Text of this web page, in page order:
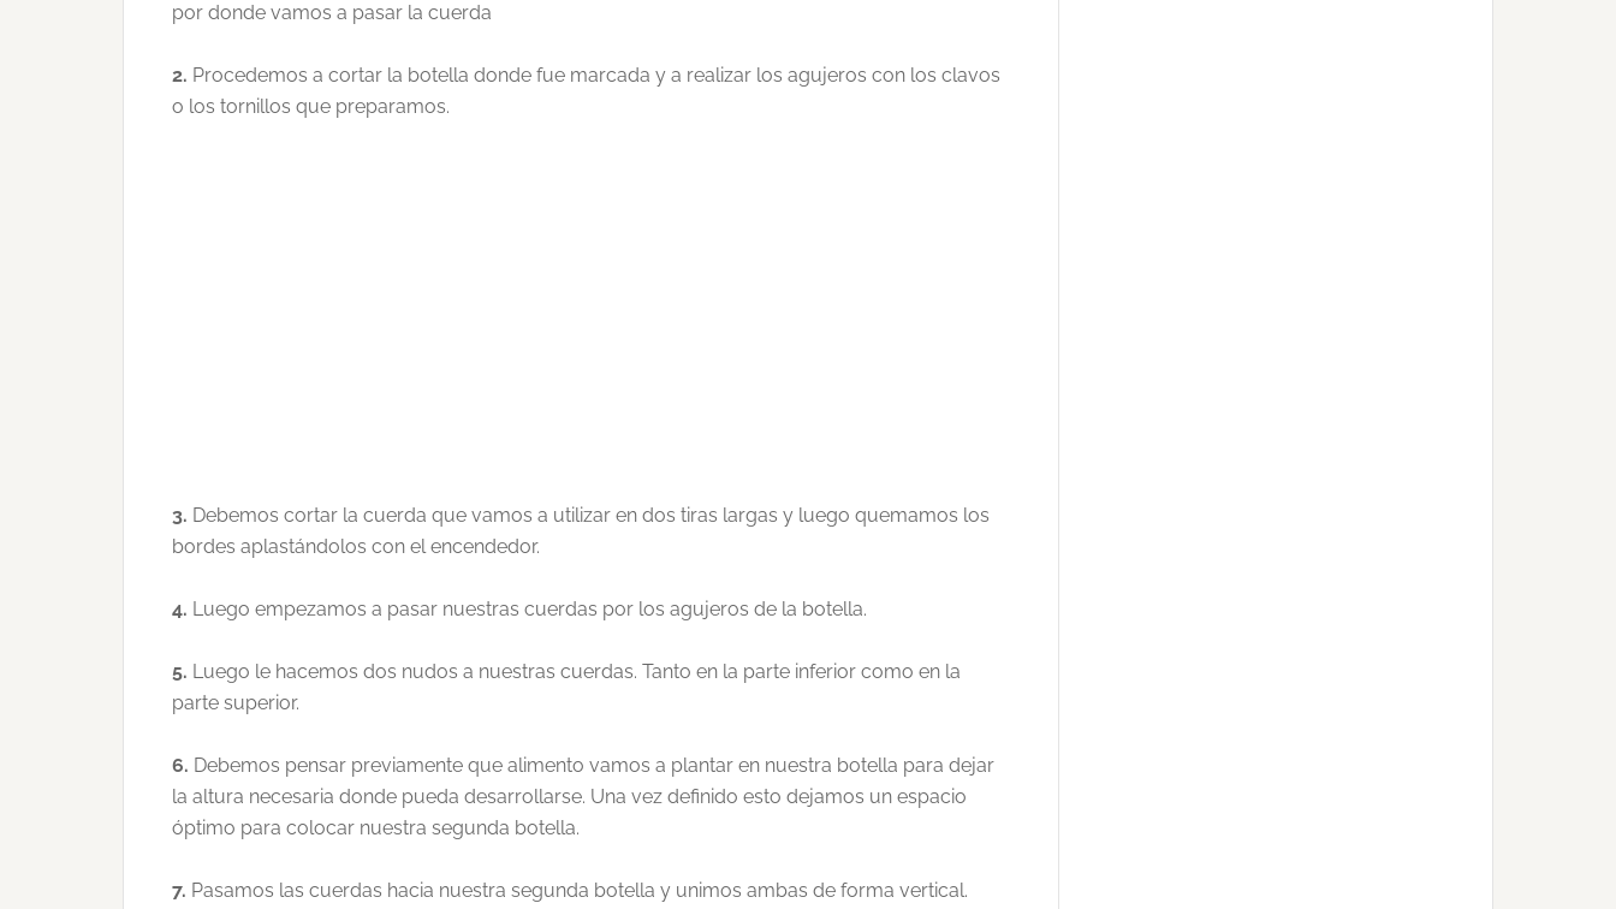
por donde vamos a pasar la cuerda
2. Procedemos a cortar la botella donde fue marcada y a realizar los agujeros con los clavos
o los tornillos que preparamos.
3. Debemos cortar la cuerda que vamos a utilizar en dos tiras largas y luego quemamos los
bordes aplastándolos con el encendedor.
4. Luego empezamos a pasar nuestras cuerdas por los agujeros de la botella.
5. Luego le hacemos dos nudos a nuestras cuerdas. Tanto en la parte inferior como en la
parte superior.
6. Debemos pensar previamente que alimento vamos a plantar en nuestra botella para dejar
la altura necesaria donde pueda desarrollarse. Una vez definido esto dejamos un espacio
óptimo para colocar nuestra segunda botella.
7. Pasamos las cuerdas hacia nuestra segunda botella y unimos ambas de forma vertical.